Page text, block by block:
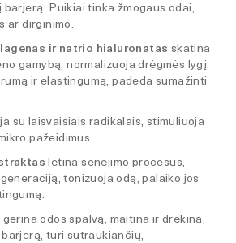
Puikiai tinka žmogaus odai,
ar dirginimo.
ir natrio hialuronatas skatina
gamybą, normalizuoja drėgmės lygį,
ir elastingumą, padeda sumažinti
su laisvaisiais radikalais, stimuliuoja
pažeidimus.
lėtina senėjimo procesus,
tonizuoja odą, palaiko jos
gerina odos spalvą, maitina ir drėkina,
turi sutraukiančių,